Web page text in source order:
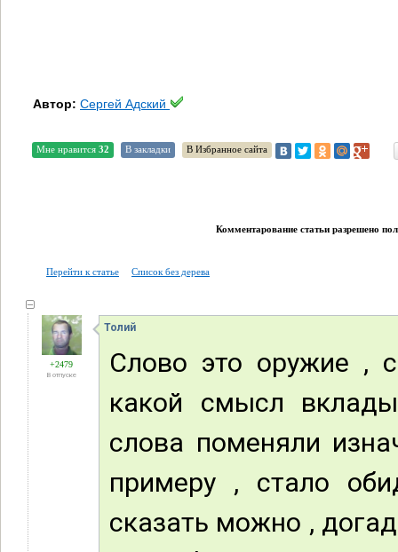
Автор: Сергей Адский
Мне нравится 32 В закладки В Избранное сайта
Комментарование статьи разрешено
Перейти к статье Список без дерева
+2479
В отпуске
Толий
Слово это оружие ,
какой смысл
слова поменяли
примеру , стало
сказать можно ,